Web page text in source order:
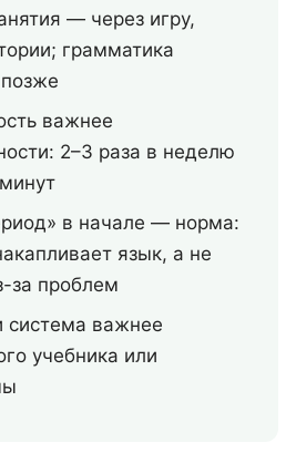
— через игру,
грамматика
важнее
2–3 раза в неделю
в начале — норма:
язык, а не
за проблем
система важнее
учебника или